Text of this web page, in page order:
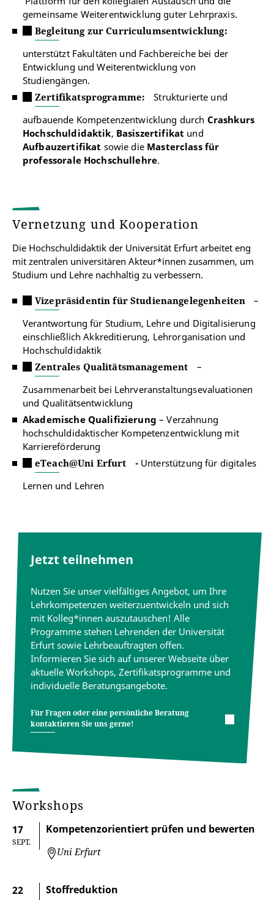
gemeinsame Weiterentwicklung guter Lehrpraxis.
Begleitung zur Curriculumsentwicklung:
unterstützt Fakultäten und Fachbereiche bei der
Entwicklung und Weiterentwicklung von
Studiengängen.
Zertifikatsprogramme:
Strukturierte und
aufbauende Kompetenzentwicklung durch Crashkurs
Hochschuldidaktik, Basiszertifikat und
Aufbauzertifikat sowie die Masterclass für
professorale Hochschullehre.
Vernetzung und Kooperation
Die Hochschuldidaktik der Universität Erfurt arbeitet eng
mit zentralen universitären Akteur*innen zusammen, um
Studium und Lehre nachhaltig zu verbessern.
Vizepräsidentin für Studienangelegenheiten
–
Verantwortung für Studium, Lehre und Digitalisierung
einschließlich Akkreditierung, Lehrorganisation und
Hochschuldidaktik
Zentrales Qualitätsmanagement
–
Zusammenarbeit bei Lehrveranstaltungsevaluationen
und Qualitätsentwicklung
Akademische Qualifizierung – Verzahnung
hochschuldidaktischer Kompetenzentwicklung mit
Karriereförderung
eTeach@Uni Erfurt
- Unterstützung für digitales
Lernen und Lehren
Jetzt teilnehmen
Nutzen Sie unser vielfältiges Angebot, um Ihre
Lehrkompetenzen weiterzuentwickeln und sich
mit Kolleg*innen auszutauschen! Alle
Programme stehen Lehrenden der Universität
Erfurt sowie Lehrbeauftragten offen.
Informieren Sie sich auf unserer Webseite über
aktuelle Workshops, Zertifikatsprogramme und
individuelle Beratungsangebote.
Für Fragen oder eine persönliche Beratung
kontaktieren Sie uns gerne!
Workshops
17
SEPT.
Kompetenzorientiert prüfen und bewerten
Uni Erfurt
22 Stoffreduktion